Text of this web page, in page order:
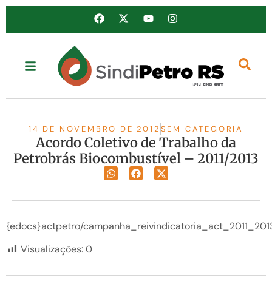
14 DE NOVEMBRO DE 2012 SEM CATEGORIA
Acordo Coletivo de Trabalho da
Petrobrás Biocombustível – 2011/2013
{edocs}actpetro/
Visualizações:0